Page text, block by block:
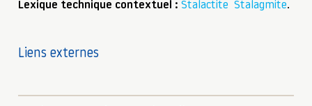
Lexique technique contextuel : Stalactite Stalagmite.
Liens externes